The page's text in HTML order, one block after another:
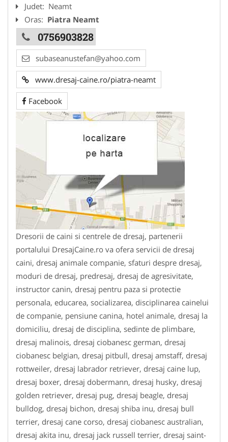
Judet: Neamt
Oras: Piatra Neamt
0756903828
subaseanustefan@yahoo.com
www.dresaj-caine.ro/piatra-neamt
Facebook
Dresorii de caini si centrele de dresaj, partenerii
portalului DresajCaine.ro va ofera servicii de dresaj
caini, dresaj animale companie, sfaturi despre dresaj,
moduri de dresaj, predresaj, dresaj de agresivitate,
instructor canin, dresaj pentru paza si protectie
personala, educarea, socializarea, disciplinarea cainelui
de companie, pensiune canina, hotel animale, dresaj la
domiciliu, dresaj de disciplina, sedinte de plimbare,
dresaj malinois, dresaj ciobanesc german, dresaj
ciobanesc belgian, dresaj pitbull, dresaj amstaff, dresaj
rottweiler, dresaj labrador retriever, dresaj caine lup,
dresaj boxer, dresaj dobermann, dresaj husky, dresaj
golden retriever, dresaj pug, dresaj beagle, dresaj
bulldog, dresaj bichon, dresaj shiba inu, dresaj bull
terrier, dresaj cane corso, dresaj ciobanesc australian,
dresaj akita inu, dresaj jack russell terrier, dresaj saint-